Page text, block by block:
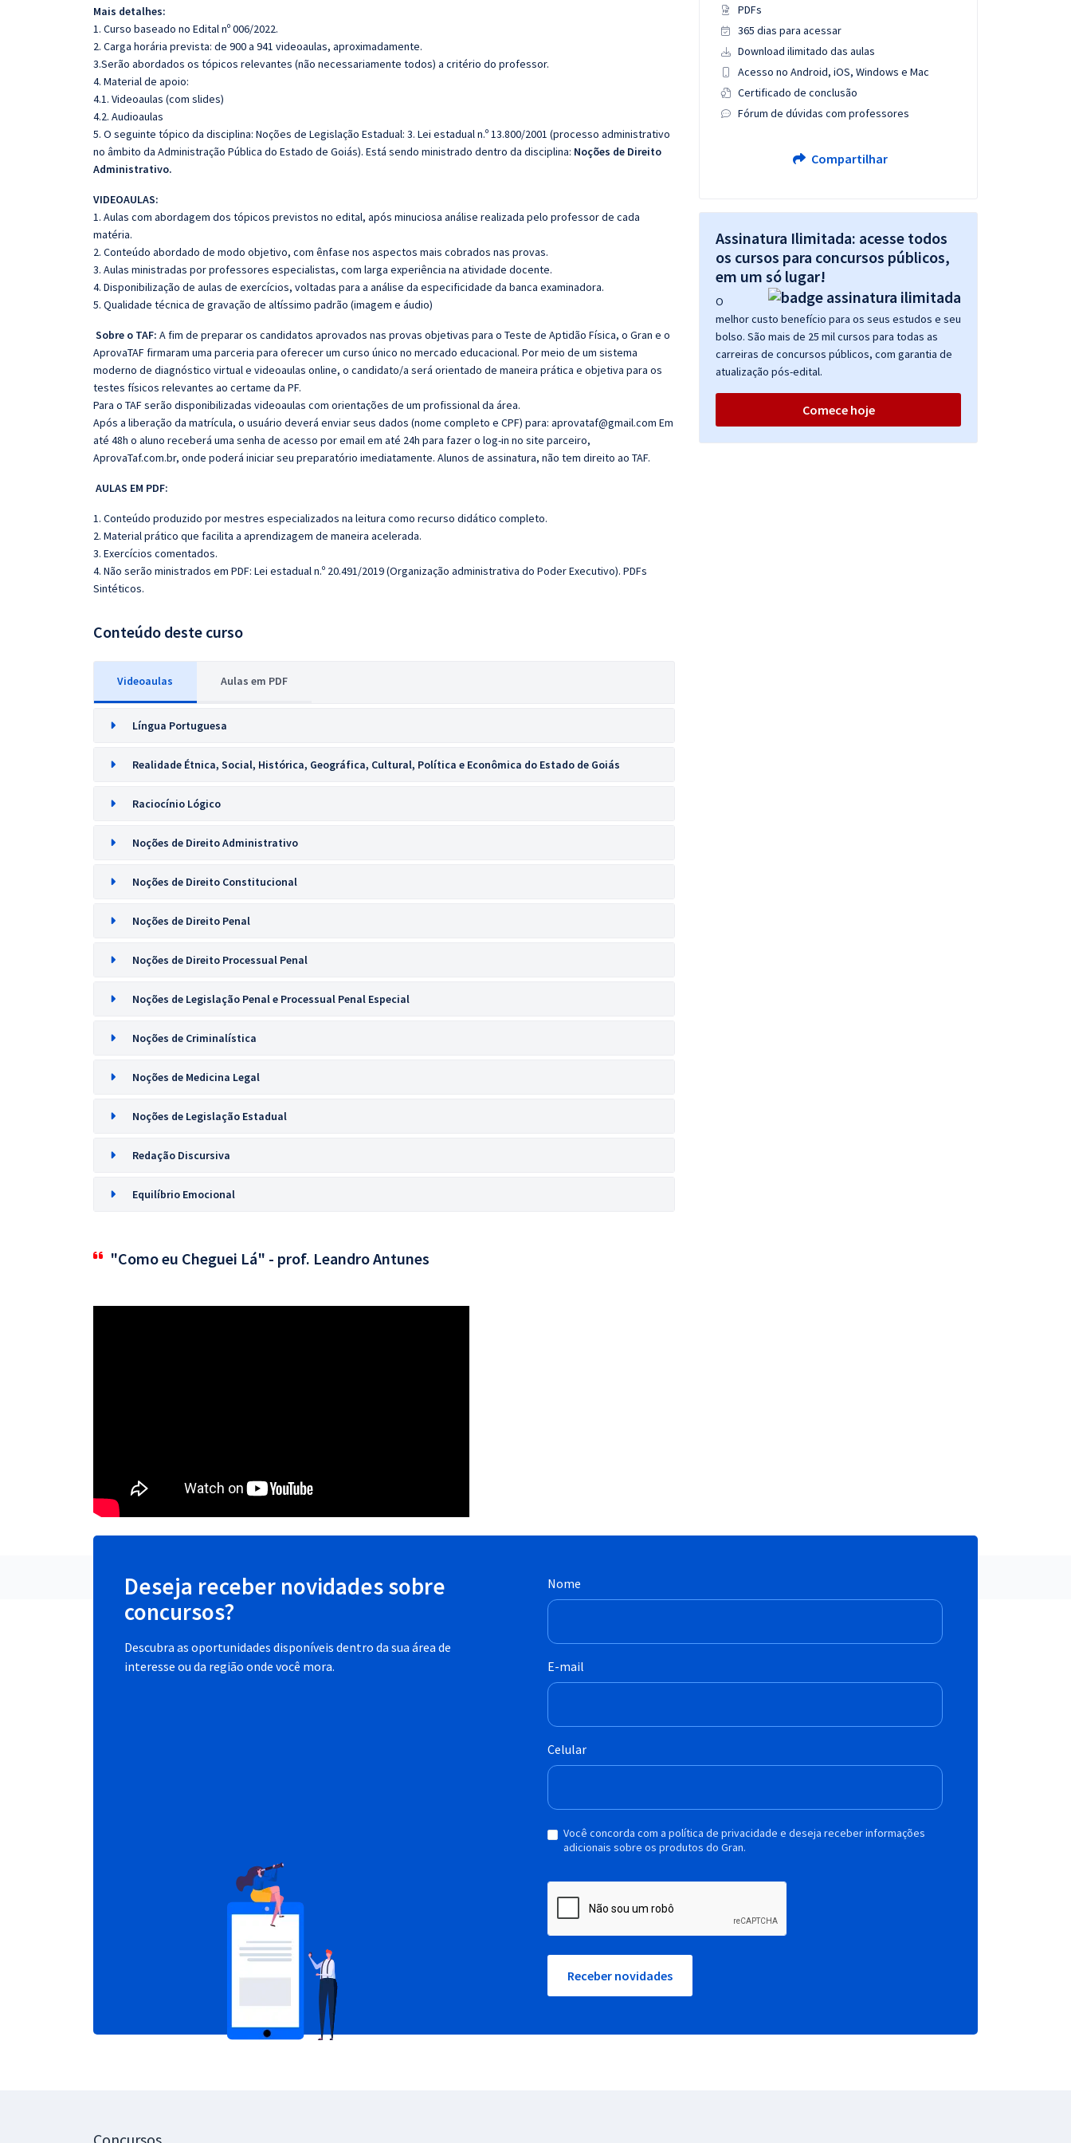
Mais detalhes:
1. Curso baseado no Edital nº 006/2022.
2. Carga horária prevista: de 900 a 941 videoaulas, aproximadamente.
3.Serão abordados os tópicos relevantes (não necessariamente todos) a critério do professor.
4. Material de apoio:
4.1. Videoaulas (com slides)
4.2. Audioaulas
5. O seguinte tópico da disciplina: Noções de Legislação Estadual: 3. Lei estadual n.º 13.800/2001 (processo administrativo
no âmbito da Administração Pública do Estado de Goiás). Está sendo ministrado dentro da disciplina: Noções de Direito
Administrativo.
VIDEOAULAS:
1. Aulas com abordagem dos tópicos previstos no edital, após minuciosa análise realizada pelo professor de cada
matéria.
2. Conteúdo abordado de modo objetivo, com ênfase nos aspectos mais cobrados nas provas.
3. Aulas ministradas por professores especialistas, com larga experiência na atividade docente.
4. Disponibilização de aulas de exercícios, voltadas para a análise da especificidade da banca examinadora.
5. Qualidade técnica de gravação de altíssimo padrão (imagem e áudio)
Sobre o TAF: A fim de preparar os candidatos aprovados nas provas objetivas para o Teste de Aptidão Física, o Gran e o
AprovaTAF firmaram uma parceria para oferecer um curso único no mercado educacional. Por meio de um sistema
moderno de diagnóstico virtual e videoaulas online, o candidato/a será orientado de maneira prática e objetiva para os
testes físicos relevantes ao certame da PF.
Para o TAF serão disponibilizadas videoaulas com orientações de um profissional da área.
Após a liberação da matrícula, o usuário deverá enviar seus dados (nome completo e CPF) para: aprovataf@gmail.com Em
até 48h o aluno receberá uma senha de acesso por email em até 24h para fazer o log-in no site parceiro,
AprovaTaf.com.br, onde poderá iniciar seu preparatório imediatamente. Alunos de assinatura, não tem direito ao TAF.
AULAS EM PDF:
1. Conteúdo produzido por mestres especializados na leitura como recurso didático completo.
2. Material prático que facilita a aprendizagem de maneira acelerada.
3. Exercícios comentados.
4. Não serão ministrados em PDF: Lei estadual n.º 20.491/2019 (Organização administrativa do Poder Executivo). PDFs
Sintéticos.
Conteúdo deste curso
Videoaulas Aulas em PDF
Língua Portuguesa
Realidade Étnica, Social, Histórica, Geográfica, Cultural, Política e Econômica do Estado de Goiás
Raciocínio Lógico
Noções de Direito Administrativo
Noções de Direito Constitucional
Noções de Direito Penal
Noções de Direito Processual Penal
Noções de Legislação Penal e Processual Penal Especial
Noções de Criminalística
Noções de Medicina Legal
Noções de Legislação Estadual
Redação Discursiva
Equilíbrio Emocional
"Como eu Cheguei Lá" - prof. Leandro Antunes
PDFs
365 dias para acessar
Download ilimitado das aulas
Acesso no Android, iOS, Windows e Mac
Certificado de conclusão
Fórum de dúvidas com professores
Compartilhar
Assinatura Ilimitada: acesse todos
os cursos para concursos públicos,
em um só lugar!
O
melhor custo benefício para os seus estudos e seu
bolso. São mais de 25 mil cursos para todas as
carreiras de concursos públicos, com garantia de
atualização pós-edital.
Comece hoje
Deseja receber novidades sobre
concursos?
Descubra as oportunidades disponíveis dentro da sua área de
interesse ou da região onde você mora.
Nome
E-mail
Celular
Você concorda com a política de privacidade e deseja receber informações
adicionais sobre os produtos do Gran.
Receber novidades